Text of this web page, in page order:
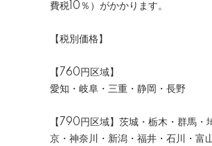
費税10％）がかかります。
【税別価格】
【760円区域】
愛知・岐阜・三重・静岡・長野
【790円区域】茨城・栃木・群馬・
京・神奈川・新潟・福井・石川・富